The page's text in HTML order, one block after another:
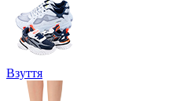
Взуття